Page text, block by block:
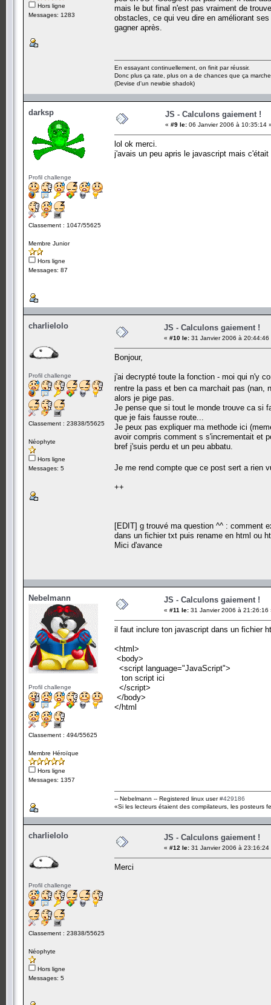
Hors ligne
Messages: 1283
mais le but final n'est pas vraiment de
obstacles, ce qui veu dire en améliorant
gagner après.
En essayant continuellement, on finit par réussir.
Donc plus ça rate, plus on a de chances que ça
(Devise d'un newbie shadok)
darksp
Profil challenge
Classement : 1047/55625
Membre Junior
Hors ligne
Messages: 87
JS - Calculons gaiement !
« #9 le: 06 Janvier 2006 à 10:35:14
lol ok merci.
j'avais un peu apris le javascript mais
charlielolo
Profil challenge
Classement : 23838/55625
Néophyte
Hors ligne
Messages: 5
JS - Calculons gaiement !
« #10 le: 31 Janvier 2006 à 20:44:46
Bonjour,
j'ai decrypté toute la fonction - moi qui n'y
rentre la pass et ben ca marchait pas (nan,
alors je pige pas.
Je pense que si tout le monde trouve ca si
que je fais fausse route...
Je peux pas expliquer ma methode ici
avoir compris comment s s'incrementait et
bref j'suis perdu et un peu abbatu.
Je me rend compte que ce post sert a rien
++
[EDIT] g trouvé ma question ^^ : comment
dans un fichier txt puis rename en html ou
Mici d'avance
Nebelmann
Profil challenge
Classement : 494/55625
Membre Héroïque
Hors ligne
Messages: 1357
JS - Calculons gaiement !
« #11 le: 31 Janvier 2006 à 21:26:16
il faut inclure ton javascript dans un fichier
<html>
<body>
<script language="JavaScript">
ton script ici
</script>
</body>
</html
-- Nebelmann -- Registered linux user#429186
«Si les lecteurs étaient des compilateurs, les posteurs
charlielolo
Profil challenge
Classement : 23838/55625
Néophyte
Hors ligne
Messages: 5
JS - Calculons gaiement !
« #12 le: 31 Janvier 2006 à 23:16:24
Merci